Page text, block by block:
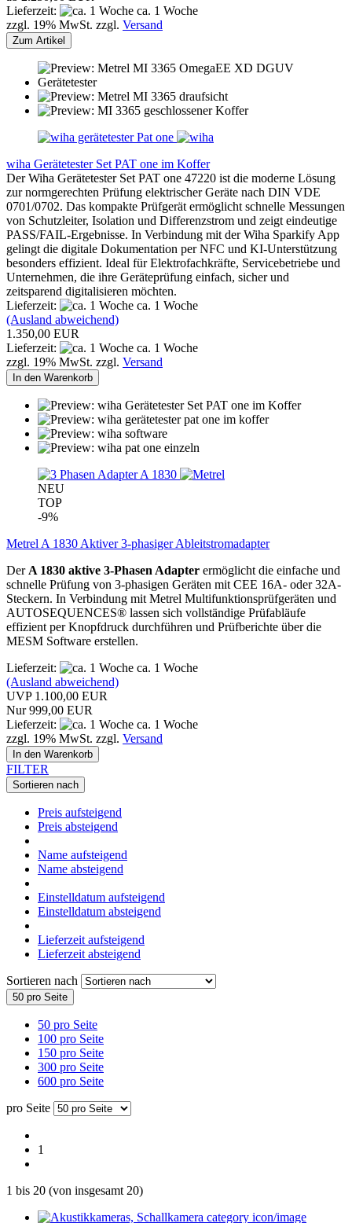
Lieferzeit:
ca. 1 Woche
zzgl. 19% MwSt. zzgl. Versand
Zum Artikel
wiha Gerätetester Set PAT one im Koffer
Der Wiha Gerätetester Set PAT one 47220 ist die moderne Lösung
zur normgerechten Prüfung elektrischer Geräte nach DIN VDE
0701/0702. Das kompakte Prüfgerät ermöglicht schnelle Messungen
von Schutzleiter, Isolation und Differenzstrom und zeigt eindeutige
PASS/FAIL-Ergebnisse. In Verbindung mit der Wiha Sparkify App
gelingt die digitale Dokumentation per NFC und KI-Unterstützung
besonders effizient. Ideal für Elektrofachkräfte, Servicebetriebe und
Unternehmen, die ihre Geräteprüfung einfach, sicher und
zeitsparend digitalisieren möchten.
Lieferzeit:
ca. 1 Woche
(Ausland abweichend)
1.350,00 EUR
Lieferzeit:
ca. 1 Woche
zzgl. 19% MwSt. zzgl. Versand
In den Warenkorb
NEU
TOP
-9%
Metrel A 1830 Aktiver 3-phasiger Ableitstromadapter
Der A 1830 aktive 3-Phasen Adapter ermöglicht die einfache und
schnelle Prüfung von 3-phasigen Geräten mit CEE 16A- oder 32A-
Steckern. In Verbindung mit Metrel Multifunktionsprüfgeräten und
AUTOSEQUENCES® lassen sich vollständige Prüfabläufe
effizient per Knopfdruck durchführen und Prüfberichte über die
MESM Software erstellen.
Lieferzeit:
ca. 1 Woche
(Ausland abweichend)
UVP 1.100,00 EUR
Nur 999,00 EUR
Lieferzeit:
ca. 1 Woche
zzgl. 19% MwSt. zzgl. Versand
In den Warenkorb
FILTER
Sortieren nach
Preis aufsteigend
Preis absteigend
Name aufsteigend
Name absteigend
Einstelldatum aufsteigend
Einstelldatum absteigend
Lieferzeit aufsteigend
Lieferzeit absteigend
Sortieren nach
50 pro Seite
50 pro Seite
100 pro Seite
150 pro Seite
300 pro Seite
600 pro Seite
pro Seite
1
1 bis 20 (von insgesamt 20)